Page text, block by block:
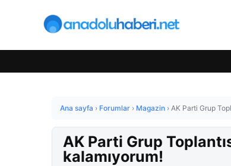
Ana sayfa › Forumlar › Magazin › AK Parti Grup
AK Parti Grup
kalamıyorum!